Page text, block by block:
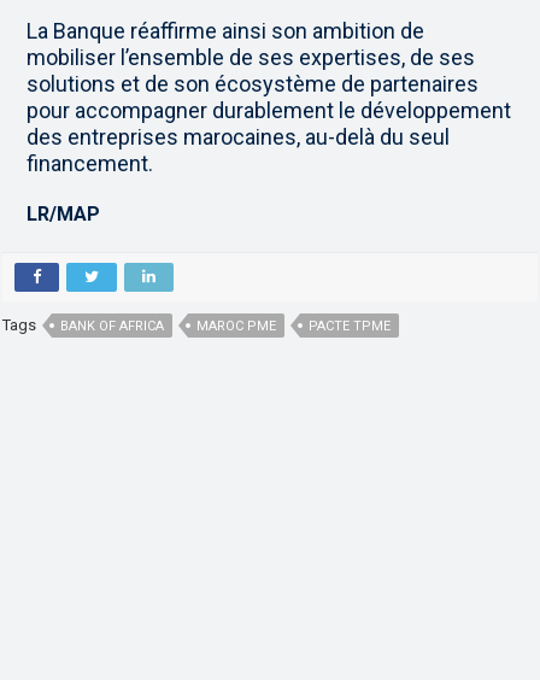
La Banque réaffirme ainsi son ambition de
mobiliser l’ensemble de ses expertises, de ses
solutions et de son écosystème de partenaires
pour accompagner durablement le développement
des entreprises marocaines, au-delà du seul
financement.
LR/MAP
Tags BANK OF AFRICA MAROC PME PACTE TPME